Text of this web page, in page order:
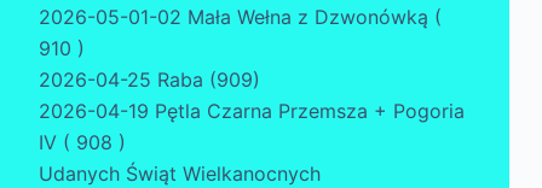
2026-05-01-02 Mała Wełna z Dzwonówką (
910 )
2026-04-25 Raba (909)
2026-04-19 Pętla Czarna Przemsza + Pogoria
IV ( 908 )
Udanych Świąt Wielkanocnych